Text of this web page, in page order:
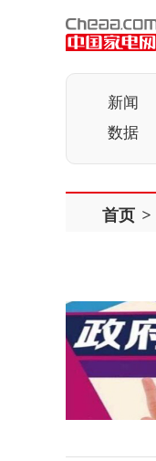
新闻
数据
首页 >